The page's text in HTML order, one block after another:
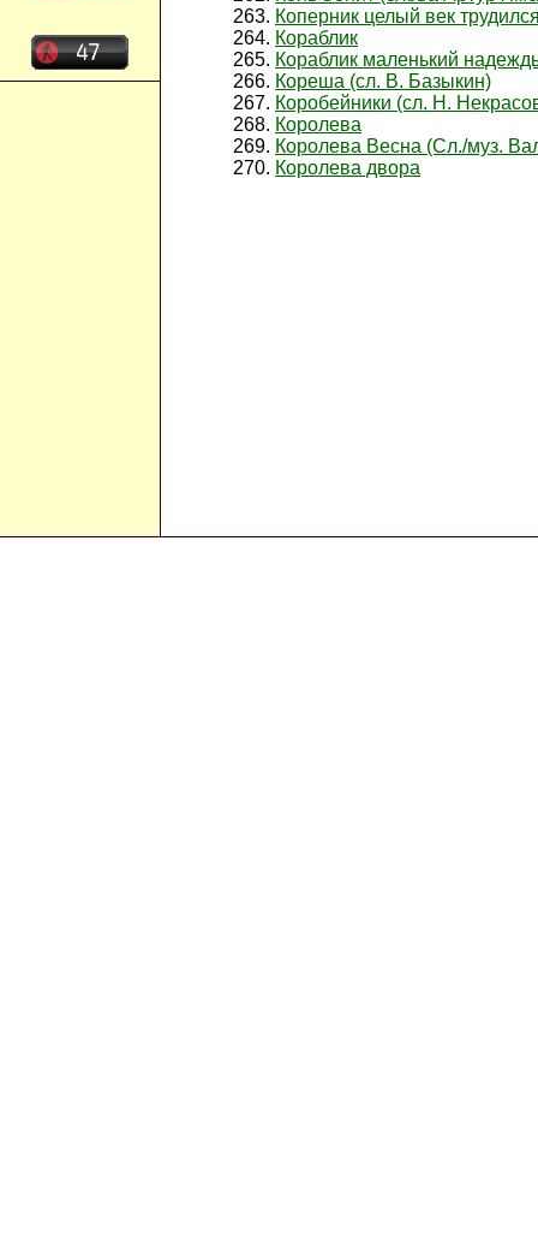
Коперник целый век
Кораблик
Кораблик маленький
Кореша (сл. В. Базыкин)
Коробейники (сл. Н.
Королева
Королева Весна (Сл./муз.
Королева двора